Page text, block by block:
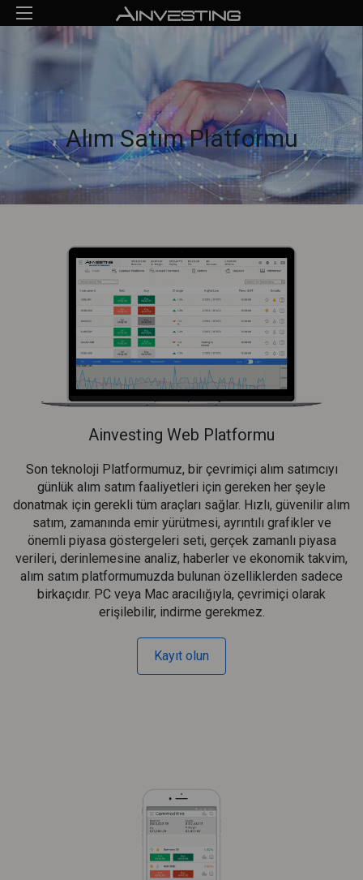
Alım Satım Platformu
Ainvesting Web Platformu
Son teknoloji Platformumuz, bir çevrimiçi alım satımcıyı
günlük alım satım faaliyetleri için gereken her şeyle
donatmak için gerekli tüm araçları sağlar. Hızlı, güvenilir alım
satım, zamanında emir yürütmesi, ayrıntılı grafikler ve
önemli piyasa göstergeleri seti, gerçek zamanlı piyasa
verileri, derinlemesine analiz, haberler ve ekonomik takvim,
alım satım platformumuzda bulunan özelliklerden sadece
birkaçıdır. PC veya Mac aracılığıyla, çevrimiçi olarak
erişilebilir, indirme gerekmez.
Kayıt olun